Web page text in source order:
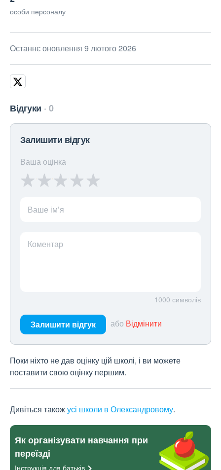
особи персоналу
Останнє оновлення 9 лютого 2026
Відгуки 0
Залишити відгук
Ваша оцінка
Ваше ім’я
Коментар
1000 символів
Залишити відгук або Відмінити
Поки ніхто не дав оцінку цій школі, і ви можете
поставити свою оцінку першим.
Дивіться такожусі школи в Олександровому.
Як організувати навчання при
переїзді
Інструкція для батьків